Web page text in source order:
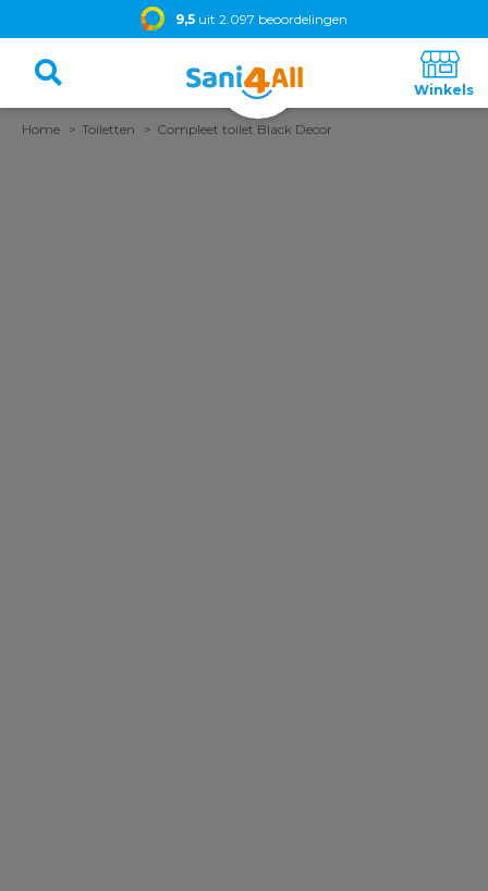
9,5 uit 2.097 beoordelingen
Home Toiletten Compleet toilet Black Decor